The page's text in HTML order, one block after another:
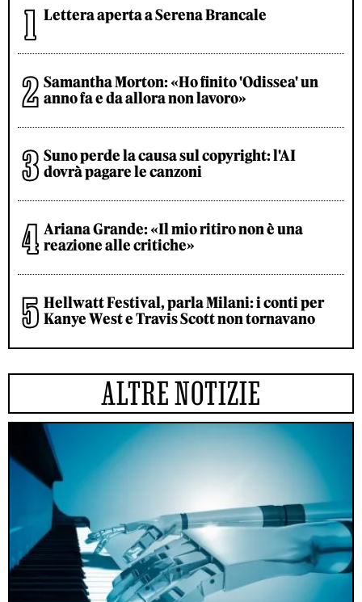
Lettera aperta a Serena Brancale
Samantha Morton: «Ho finito 'Odissea' un
anno fa e da allora non lavoro»
Suno perde la causa sul copyright: l'AI
dovrà pagare le canzoni
Ariana Grande: «Il mio ritiro non è una
reazione alle critiche»
Hellwatt Festival, parla Milani: i conti per
Kanye West e Travis Scott non tornavano
ALTRE NOTIZIE